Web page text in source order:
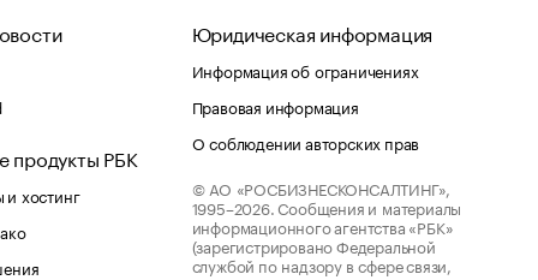
продукты РБК
хостинг
Юридическая информация
Информация об ограничениях
Правовая информация
О соблюдении авторских прав
© АО «РОСБИЗНЕСКОНСАЛТИНГ»,
1995–2026. Сообщения и материалы
информационного агентства «РБК»
(зарегистрировано Федеральной
службой по надзору в сфере связи,